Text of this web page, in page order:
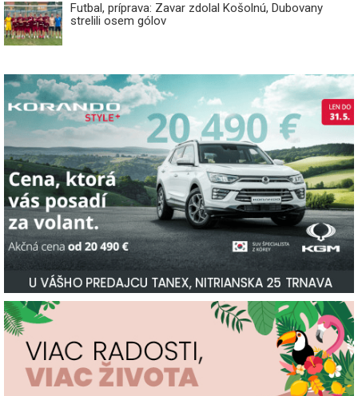
Futbal, príprava: Zavar zdolal Košolnú, Dubovany
strelili osem gólov